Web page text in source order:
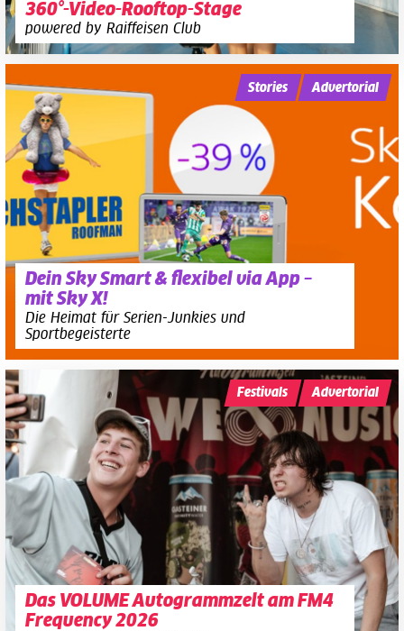
360°-Video-Rooftop-Stage
powered by Raiffeisen Club
Dein Sky Smart & flexibel via App –
mit Sky X!
Die Heimat für Serien-Junkies und
Sportbegeisterte
Stories Advertorial
Das VOLUME Autogrammzelt am FM4
Frequency 2026
Festivals Advertorial